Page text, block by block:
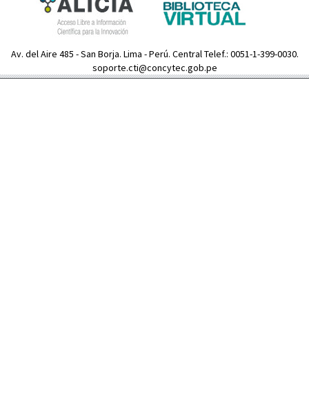
Av. del Aire 485 - San Borja. Lima - Perú. Central Telef.: 0051-1-399-0030.
soporte.cti@concytec.gob.pe